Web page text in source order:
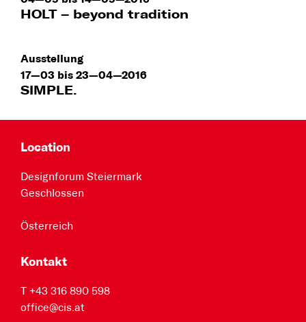
HOLT – beyond tradition
Ausstellung
17—03 bis 23—04—2016
SIMPLE.
Location
Designforum Steiermark
Geschlossen
Österreich
Kontakt
T +43 316 890 598
office@cis.at